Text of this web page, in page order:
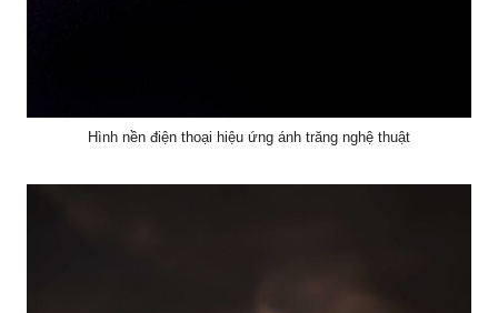
Hình nền điện thoại hiệu ứng ánh trăng nghệ thuật